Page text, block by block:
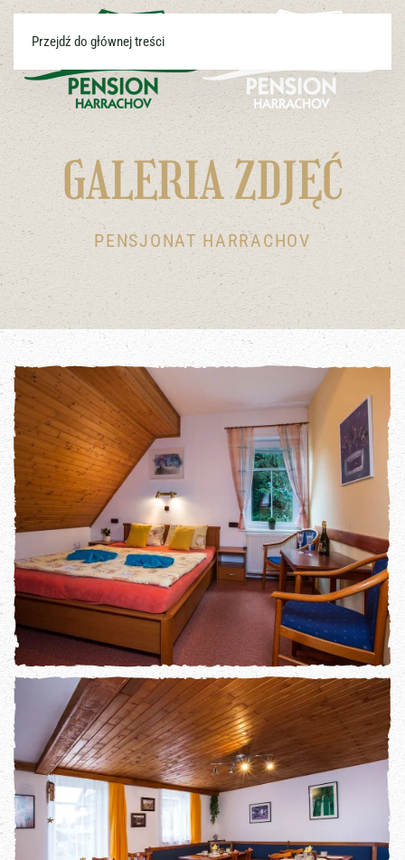
Przejdź do głównej treści
GALERIA ZDJĘĆ
PENSJONAT HARRACHOV